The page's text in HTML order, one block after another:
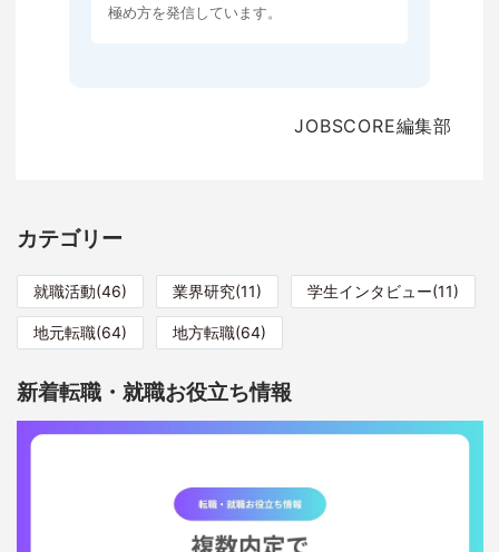
極め方を発信しています。
JOBSCORE編集部
カテゴリー
就職活動(46) 業界研究(11) 学生インタビュー(11)
地元転職(64) 地方転職(64)
新着転職・就職お役立ち情報